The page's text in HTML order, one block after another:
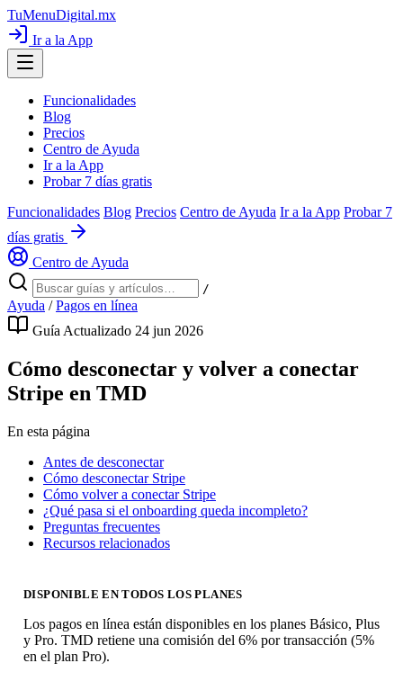
TuMenuDigital.mx
Ir a la App
Funcionalidades
Blog
Precios
Centro de Ayuda
Ir a la App
Probar 7 días gratis
Funcionalidades Blog Precios Centro de Ayuda Ir a la App Probar 7
días gratis
Centro de Ayuda
/
Ayuda / Pagos en línea
Guía Actualizado 24 jun 2026
Cómo desconectar y volver a conectar
Stripe en TMD
En esta página
Antes de desconectar
Cómo desconectar Stripe
Cómo volver a conectar Stripe
¿Qué pasa si el onboarding queda incompleto?
Preguntas frecuentes
Recursos relacionados
DISPONIBLE EN TODOS LOS PLANES
Los pagos en línea están disponibles en los planes Básico, Plus
y Pro. TMD retiene una comisión del 6% por transacción (5%
en el plan Pro).